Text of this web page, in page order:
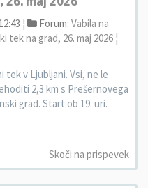
¦ Forum: Vabila na
tek na grad, 26. maj 2026 ¦
tek v Ljubljani. Vsi, ne le
2,3 km s Prešernovega
grad. Start ob 19. uri.
Skoči na prispevek